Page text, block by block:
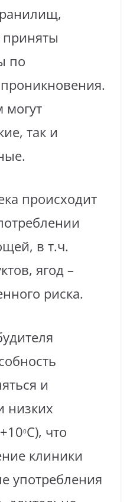
по
могут
так и
происходит
в т.ч.
ягод –
риска.
и
низких
0С), что
клиники
употребления